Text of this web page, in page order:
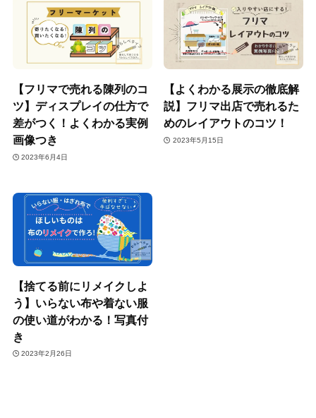
【フリマで売れる陳列のコ
ツ】ディスプレイの仕方で
差がつく！よくわかる実例
画像つき
2023年6月4日
【よくわかる展示の徹底解
説】フリマ出店で売れるた
めのレイアウトのコツ！
2023年5月15日
【捨てる前にリメイクしよ
う】いらない布や着ない服
の使い道がわかる！写真付
き
2023年2月26日